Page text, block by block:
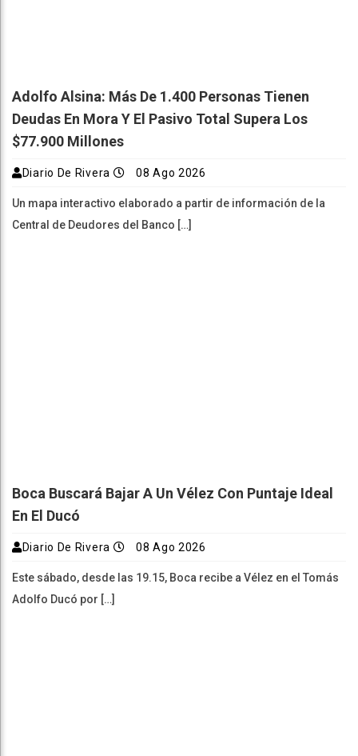
Adolfo Alsina: Más De 1.400 Personas Tienen
Deudas En Mora Y El Pasivo Total Supera Los
$77.900 Millones
Diario De Rivera 08 Ago 2026
Un mapa interactivo elaborado a partir de información de la
Central de Deudores del Banco […]
Boca Buscará Bajar A Un Vélez Con Puntaje Ideal
En El Ducó
Diario De Rivera 08 Ago 2026
Este sábado, desde las 19.15, Boca recibe a Vélez en el Tomás
Adolfo Ducó por […]